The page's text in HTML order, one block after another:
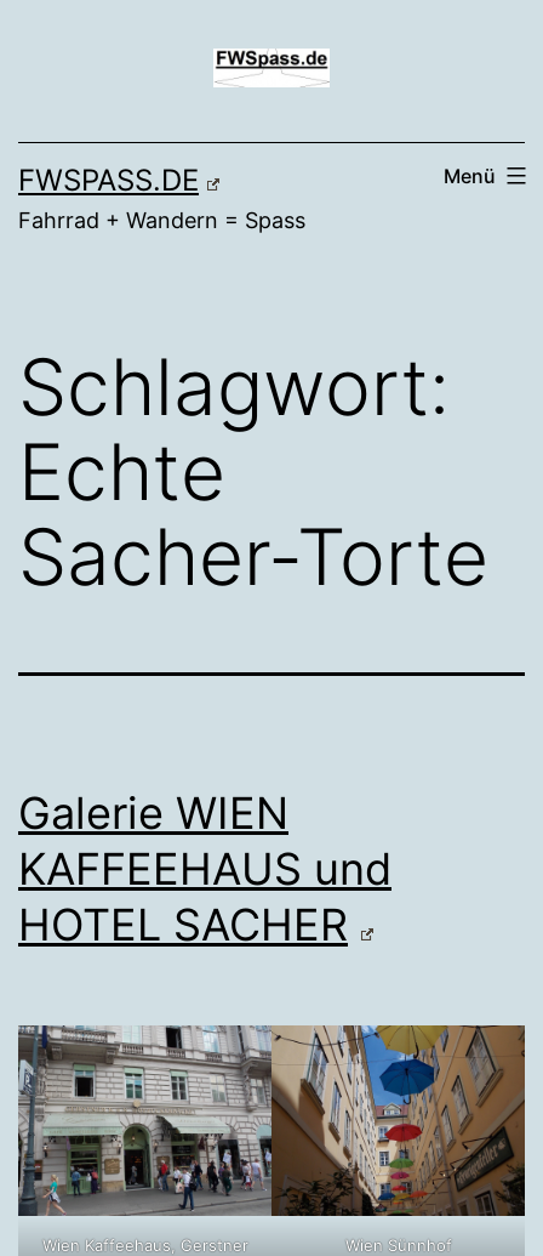
FWSPASS.DE
Fahrrad + Wandern = Spass
Menü
Schlagwort:
Echte
Sacher-Torte
Galerie WIEN
KAFFEEHAUS und
HOTEL SACHER
Wien Kaffeehaus, Gerstner
Wien Sünnhof